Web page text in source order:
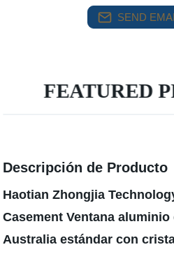
SEND
FEATURED
Descripción de Producto
Haotian Zhongjia
Casement Ventana
Australia estándar con